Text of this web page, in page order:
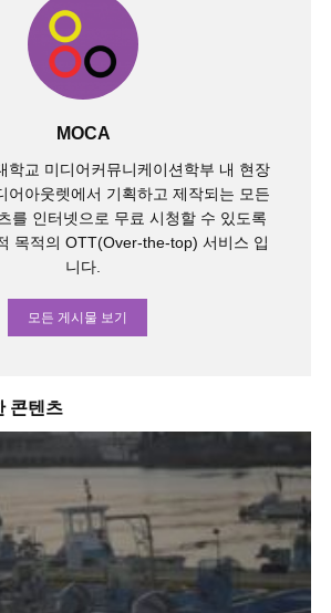
MOCA
학교 미디어커뮤니케이션학부 내 현장
어아웃렛에서 기획하고 제작되는 모든
를 인터넷으로 무료 시청할 수 있도록
목적의 OTT(Over-the-top) 서비스 입
니다.
모든 게시물 보기
콘텐츠